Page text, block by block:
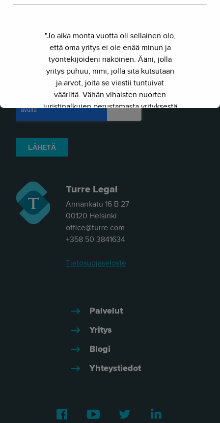
Turre Legal
Annankatu 16 B 27
00120 Helsinki
office@turre.com
+358 50 3841634
Tietosuojaseloste
Palvelut
Yritys
Blogi
Yhteystiedot
Facebook Youtube Twitter
"Jo aika monta vuotta oli sellainen olo,
että oma yritys ei ole enää minun ja
työntekijöideni näköinen. Ääni, jolla
yritys puhuu, nimi, jolla sitä kutsutaan
ja arvot, joita se viestii tuntuivat
vääriltä. Vähän vihaisten nuorten
juristinalkujen perustamasta yrityksestä
on kasvanut kokenut ja
Siksi julkaisimme uuden nimen ja
verkkosivun. Out with the old - in with
- Herkko Hietanen